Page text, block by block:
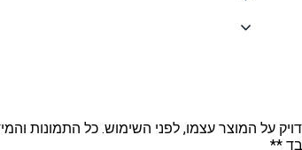
על המוצר עצמו, לפני השימוש. כל התמונות
**